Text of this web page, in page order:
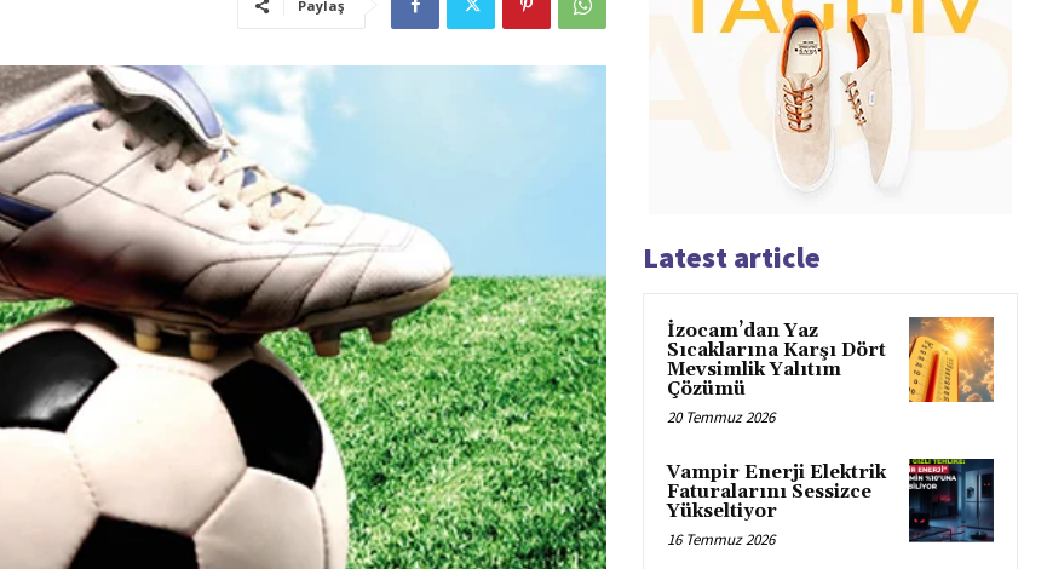
Paylaş
Latest article
İzocam’dan Yaz
Sıcaklarına Karşı Dört
Mevsimlik Yalıtım
Çözümü
20 Temmuz 2026
Vampir Enerji Elektrik
Faturalarını Sessizce
Yükseltiyor
16 Temmuz 2026